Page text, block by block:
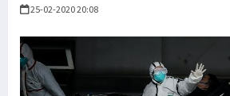
25-02-2020 20:08